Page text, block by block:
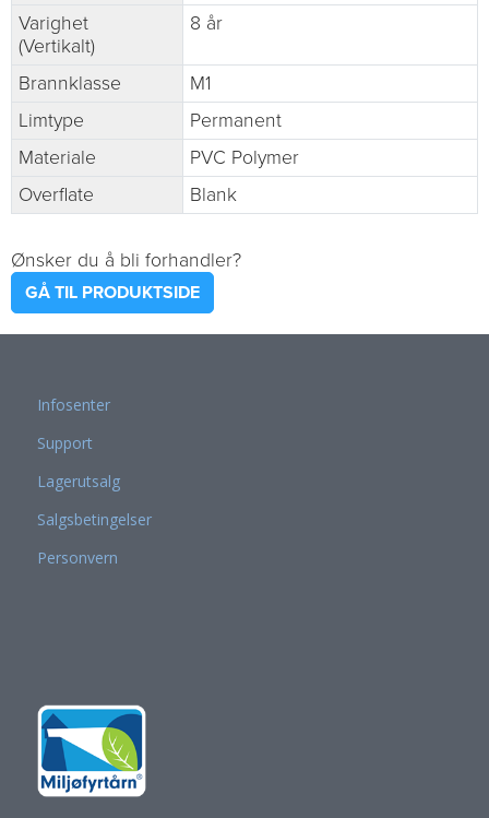
Varighet
(Vertikalt)
8 år
Brannklasse
M1
Limtype
Permanent
Materiale
PVC Polymer
Overflate
Blank
Ønsker du å bli forhandler?
GÅ TIL PRODUKTSIDE
Infosenter
Support
Lagerutsalg
Salgsbetingelser
Personvern